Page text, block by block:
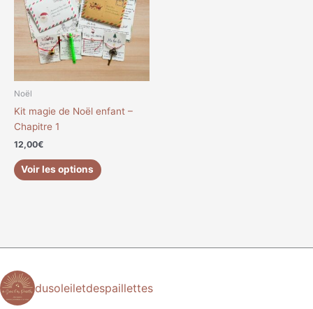
Noël
Kit magie de Noël enfant –
Chapitre 1
12,00€
Voir les options
dusoleiletdespaillettes